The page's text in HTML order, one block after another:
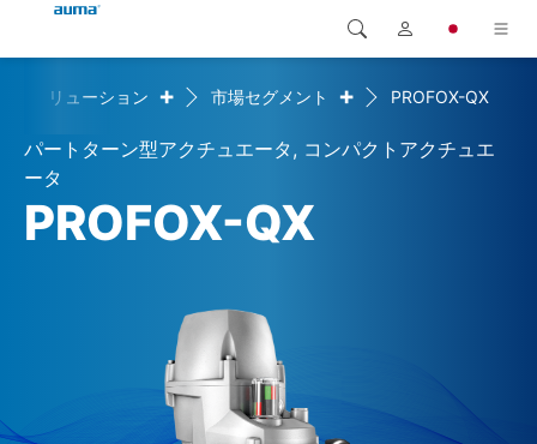
製品
ソリューション
ダウンロード
Global
ヨーロッパ
アジア・太平洋地域
検索
ソリューション + 市場セグメント + PROFOX-QX
パートターン型アクチュエータ, コンパクトアクチュエ
ータ
PROFOX-QX